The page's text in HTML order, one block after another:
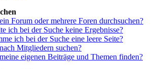
Forum oder mehrere Foren durchsuchen?
ich bei der Suche keine Ergebnisse?
ich bei der Suche eine leere Seite?
Mitgliedern suchen?
eigenen Beiträge und Themen finden?